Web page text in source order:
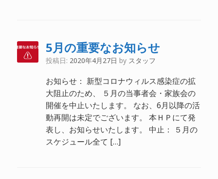
5月の重要なお知らせ
投稿日: 2020年4月27日 by スタッフ
お知らせ： 新型コロナウィルス感染症の拡
大阻止のため、 ５月の当事者会・家族会の
開催を中止いたします。 なお、6月以降の活
動再開は未定でございます。 本ＨＰにて発
表し、お知らせいたします。 中止： ５月の
スケジュール全て […]